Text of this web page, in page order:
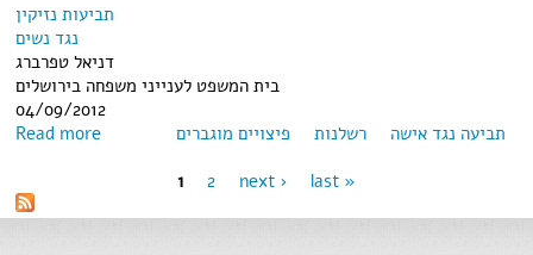
תביעות נזיקין
נגד נשים
דניאל טפרברג
בית המשפט לענייני משפחה בירושלים
04/09/2012
תביעה נגד אישה
רשלנות פיצויים מוגברים Read more about תמ"ש (י-ם) 46820-03-10 אלמוני נ' פלונית (2012)
Pages 1 2 next › last »